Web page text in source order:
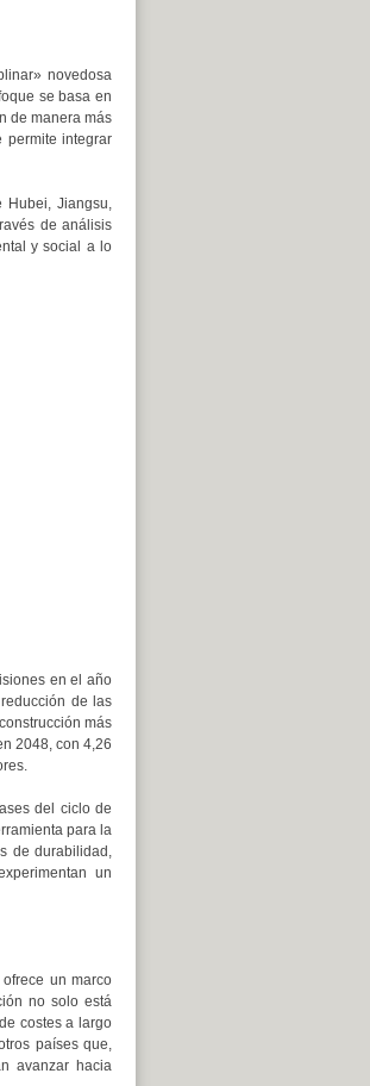
novedosa
se basa en
de manera más
permite integrar
Jiangsu,
de análisis
y social a lo
en el año
de las
más
2048, con 4,26
del ciclo de
para la
de durabilidad,
un
un marco
no solo está
costes a largo
países que,
avanzar hacia